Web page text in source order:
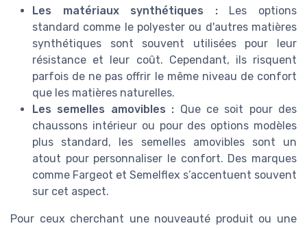
Les matériaux synthétiques :Les options
standard comme le polyester ou d'autres matières
synthétiques sont souvent utilisées pour leur
résistance et leur coût. Cependant, ils risquent
parfois de ne pas offrir le même niveau de confort
que les matières naturelles.
Les semelles amovibles : Que ce soit pour des
chaussons intérieur ou pour des options modèles
plus standard, les semelles amovibles sont un
atout pour personnaliser le confort. Des marques
comme Fargeot et Semelflex s’accentuent souvent
sur cet aspect.
Pour ceux cherchant une nouveauté produit ou une